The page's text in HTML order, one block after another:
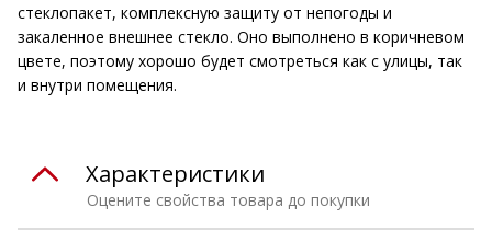
стеклопакет, комплексную защиту от непогоды и
закаленное внешнее стекло. Оно выполнено в коричневом
цвете, поэтому хорошо будет смотреться как с улицы, так
и внутри помещения.
Оцените свойства товара до покупки
Характеристики